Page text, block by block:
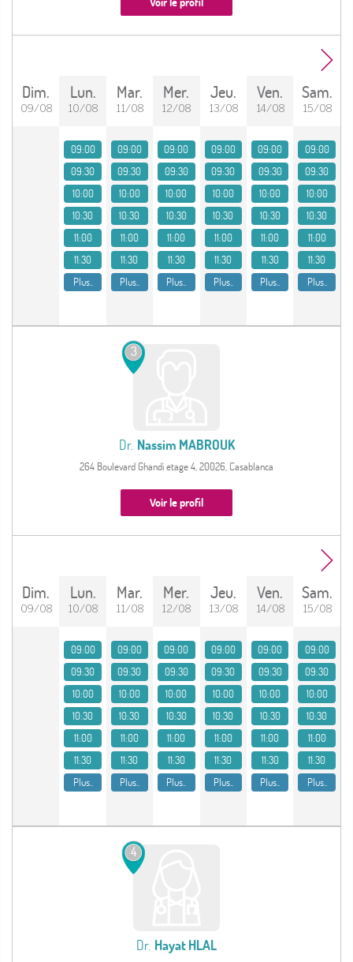
dim.
09/08
lun.
10/08
mar.
11/08
mer.
12/08
jeu.
13/08
ven.
14/08
sam.
15/08
09:00
09:30
10:00
10:30
11:00
11:30
Plus..
09:00
09:30
10:00
10:30
11:00
11:30
Plus..
09:00
09:30
10:00
10:30
11:00
11:30
Plus..
09:00
09:30
10:00
10:30
11:00
11:30
Plus..
09:00
09:30
10:00
10:30
11:00
11:30
Plus..
09:00
09:30
10:00
10:30
11:00
11:30
Plus..
3
Dr. Nassim MABROUK
264 Boulevard Ghandi etage 4, 20026, Casablanca
Voir le profil
dim.
09/08
lun.
10/08
mar.
11/08
mer.
12/08
jeu.
13/08
ven.
14/08
sam.
15/08
09:00
09:30
10:00
10:30
11:00
11:30
Plus..
09:00
09:30
10:00
10:30
11:00
11:30
Plus..
09:00
09:30
10:00
10:30
11:00
11:30
Plus..
09:00
09:30
10:00
10:30
11:00
11:30
Plus..
09:00
09:30
10:00
10:30
11:00
11:30
Plus..
09:00
09:30
10:00
10:30
11:00
11:30
Plus..
4
Dr. Hayat HLAL